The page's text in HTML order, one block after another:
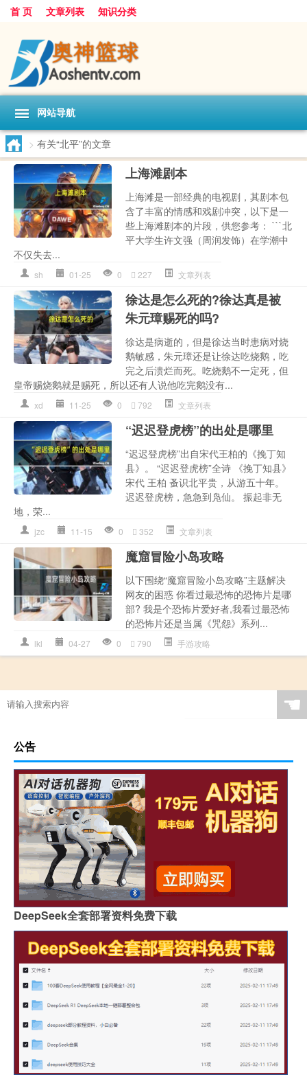
首 页 文章列表 知识分类
网站导航
> 有关“北平”的文章
上海滩剧本
上海滩是一部经典的电视剧，其剧本包
含了丰富的情感和戏剧冲突，以下是一
些上海滩剧本的片段，供您参考： ```北
平大学生许文强（周润发饰）在学潮中
不仅失去...
sh 01-25 0 227 文章列表
徐达是怎么死的?徐达真是被
朱元璋赐死的吗?
徐达是病逝的，但是徐达当时患病对烧
鹅敏感，朱元璋还是让徐达吃烧鹅，吃
完之后溃烂而死。吃烧鹅不一定死，但
皇帝赐烧鹅就是赐死，所以还有人说他吃完鹅没有...
xd 11-25 0 792 文章列表
“迟迟登虎榜”的出处是哪里
“迟迟登虎榜”出自宋代王柏的《挽丁知
县》。 “迟迟登虎榜”全诗 《挽丁知县》
宋代 王柏 蚤识北平贵，从游五十年。
迟迟登虎榜，急急到凫仙。 振起非无
地，荣...
jzc 11-15 0 352 文章列表
魔窟冒险小岛攻略
以下围绕“魔窟冒险小岛攻略”主题解决
网友的困惑 你看过最恐怖的恐怖片是哪
部? 我是个恐怖片爱好者,我看过最恐怖
的恐怖片还是当属《咒怨》系列...
lkl 04-27 0 790 手游攻略
☚
公告
DeepSeek全套部署资料免费下载